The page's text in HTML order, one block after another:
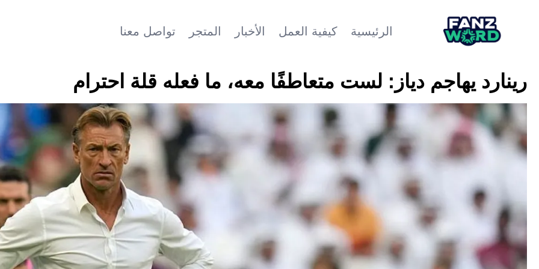
الرئيسية كيفية العمل الأخبار المتجر تواصل معنا
رينارد يهاجم دياز: لست متعاطفًا معه، ما فعله قلة احترام